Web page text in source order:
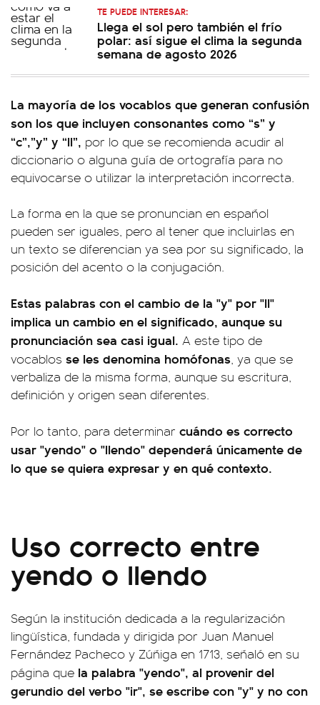
TE PUEDE INTERESAR:
Llega el sol pero también el frío
polar: así sigue el clima la segunda
semana de agosto 2026
La mayoría de los vocablos que generan confusión
son los que incluyen consonantes como “s” y
“c”,”y” y “ll”, por lo que se recomienda acudir al
diccionario o alguna guía de ortografía para no
equivocarse o utilizar la interpretación incorrecta.
La forma en la que se pronuncian en español
pueden ser iguales, pero al tener que incluirlas en
un texto se diferencian ya sea por su significado, la
posición del acento o la conjugación.
Estas palabras con el cambio de la "y" por "ll"
implica un cambio en el significado, aunque su
pronunciación sea casi igual. A este tipo de
vocablos se les denomina homófonas, ya que se
verbaliza de la misma forma, aunque su escritura,
definición y origen sean diferentes.
Por lo tanto, para determinar cuándo es correcto
usar "yendo" o "llendo" dependerá únicamente de
lo que se quiera expresar y en qué contexto.
Uso correcto entre
yendo o llendo
Según la institución dedicada a la regularización
lingüística, fundada y dirigida por Juan Manuel
Fernández Pacheco y Zúñiga en 1713, señaló en su
página que la palabra "yendo", al provenir del
gerundio del verbo "ir", se escribe con "y" y no con